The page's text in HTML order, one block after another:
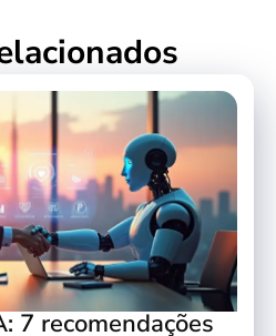
7 recomendações